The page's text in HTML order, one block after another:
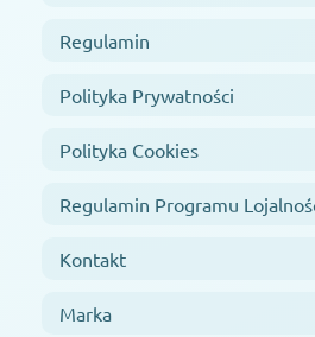
Regulamin
Polityka Prywatności
Polityka Cookies
Regulamin Programu
Kontakt
Marka